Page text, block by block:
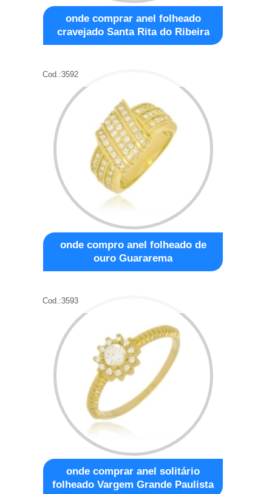
onde comprar anel folheado
cravejado Santa Rita do Ribeira
Cod.:3592
onde compro anel folheado de
ouro Guararema
Cod.:3593
onde comprar anel solitário
folheado Vargem Grande Paulista